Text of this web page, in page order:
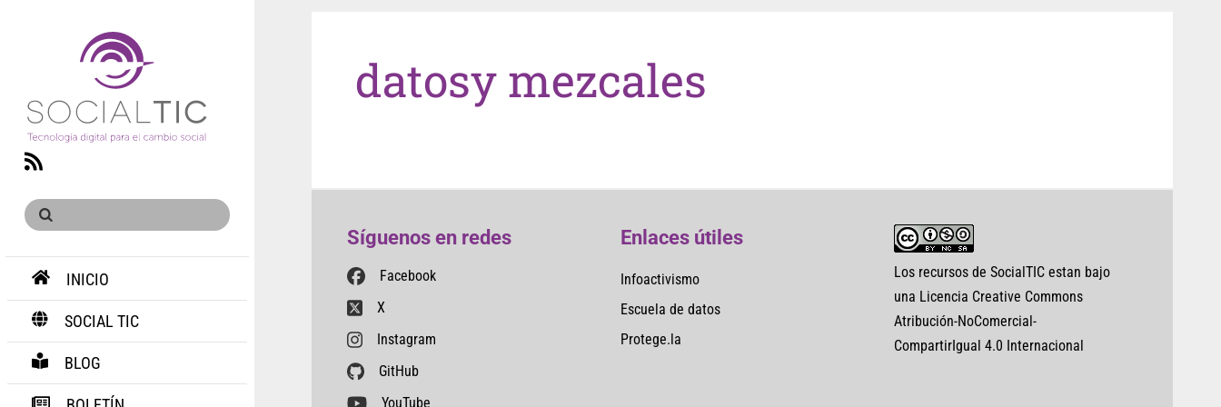
RSS
INICIO
SOCIAL TIC
BLOG
datosy mezcales
Síguenos en redes
Facebook
X
Instagram
GitHub
YouTube
Enlaces útiles
Infoactivismo
Escuela de datos
Protege.la
Los recursos de SocialTIC estan bajo
una Licencia Creative Commons
Atribución-NoComercial-
CompartirIgual 4.0 Internacional